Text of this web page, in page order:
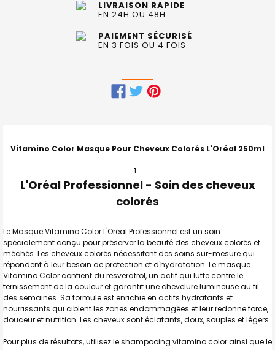
LIVRAISON RAPIDE
EN 24H OU 48H
PAIEMENT SÉCURISÉ
EN 3 FOIS OU 4 FOIS
ENSEMBLE
TOUT
LA
SÉLECTION
AU PANIER
Vitamino Color Masque Pour Cheveux Colorés L'Oréal 250ml
L'Oréal Professionnel - Soin des cheveux
colorés
Le Masque Vitamino Color L'Oréal Professionnel est un soin
spécialement conçu pour préserver la beauté des cheveux colorés et
méchés. Les cheveux colorés nécessitent des soins sur-mesure qui
répondent à leur besoin de protection et d'hydratation. Le masque
Vitamino Color contient du resveratrol, un actif qui lutte contre le
ternissement de la couleur et garantit une chevelure lumineuse au fil
des semaines. Sa formule est enrichie en actifs hydratants et
nourrissants qui ciblent les zones endommagées et leur redonne force,
douceur et nutrition. Les cheveux sont éclatants, doux, souples et légers.
Pour plus de résultats, utilisez le shampooing vitamino color ainsi que le